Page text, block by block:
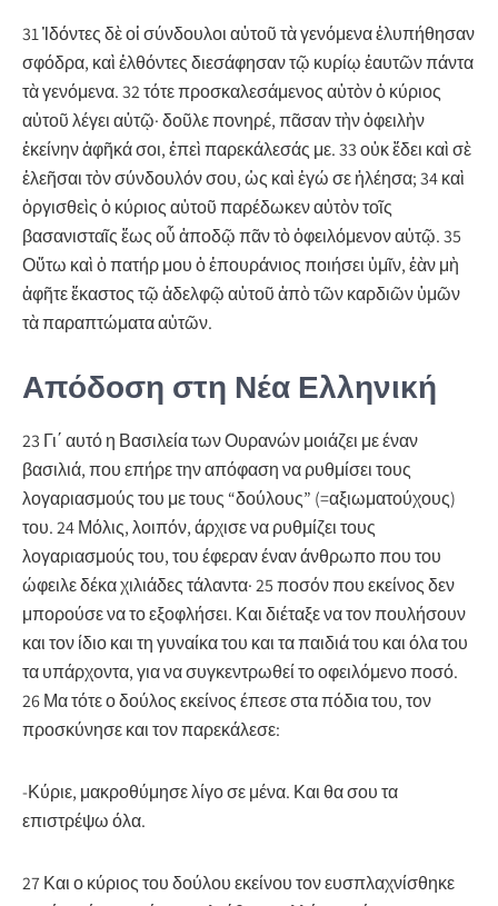
31 Ἰδόντες δὲ οἱ σύνδουλοι αὐτοῦ τὰ γενόμενα ἐλυπήθησαν
σφόδρα, καὶ ἐλθόντες διεσάφησαν τῷ κυρίῳ ἑαυτῶν πάντα
τὰ γενόμενα. 32 τότε προσκαλεσάμενος αὐτὸν ὁ κύριος
αὐτοῦ λέγει αὐτῷ· δοῦλε πονηρέ, πᾶσαν τὴν ὀφειλὴν
ἐκείνην ἀφῆκά σοι, ἐπεὶ παρεκάλεσάς με. 33 οὐκ ἔδει καὶ σὲ
ἐλεῆσαι τὸν σύνδουλόν σου, ὡς καὶ ἐγώ σε ἠλέησα; 34 καὶ
ὀργισθεὶς ὁ κύριος αὐτοῦ παρέδωκεν αὐτὸν τοῖς
βασανισταῖς ἕως οὗ ἀποδῷ πᾶν τὸ ὀφειλόμενον αὐτῷ. 35
Οὕτω καὶ ὁ πατήρ μου ὁ ἐπουράνιος ποιήσει ὑμῖν, ἐὰν μὴ
ἀφῆτε ἕκαστος τῷ ἀδελφῷ αὐτοῦ ἀπὸ τῶν καρδιῶν ὑμῶν
τὰ παραπτώματα αὐτῶν.
Απόδοση στη Νέα Ελληνική
23 Γι΄ αυτό η Βασιλεία των Ουρανών μοιάζει με έναν
βασιλιά, που επήρε την απόφαση να ρυθμίσει τους
λογαριασμούς του με τους “δούλους” (=αξιωματούχους)
του. 24 Μόλις, λοιπόν, άρχισε να ρυθμίζει τους
λογαριασμούς του, του έφεραν έναν άνθρωπο που του
ώφειλε δέκα χιλιάδες τάλαντα· 25 ποσόν που εκείνος δεν
μπορούσε να το εξοφλήσει. Και διέταξε να τον πουλήσουν
και τον ίδιο και τη γυναίκα του και τα παιδιά του και όλα του
τα υπάρχοντα, για να συγκεντρωθεί το οφειλόμενο ποσό.
26 Μα τότε ο δούλος εκείνος έπεσε στα πόδια του, τον
προσκύνησε και τον παρεκάλεσε:
-Κύριε, μακροθύμησε λίγο σε μένα. Και θα σου τα
επιστρέψω όλα.
27 Και ο κύριος του δούλου εκείνου τον ευσπλαχνίσθηκε